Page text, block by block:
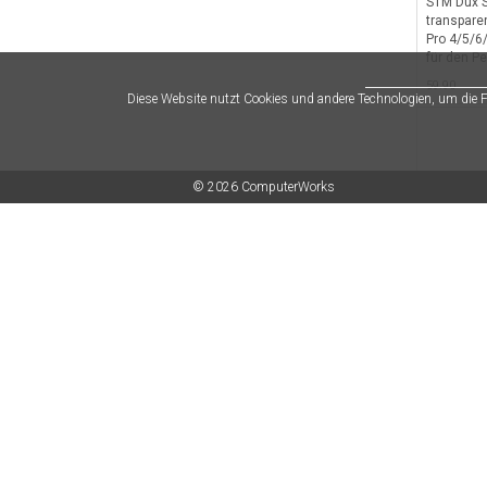
Pro 4/5/
59.90
Diese Website nutzt Cookies und andere Technologien, um
© 2026 ComputerWorks